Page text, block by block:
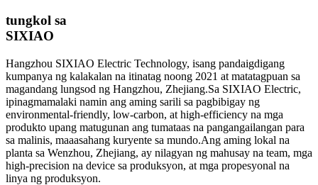
tungkol sa
SIXIAO
Hangzhou SIXIAO Electric Technology, isang pandaigdigang
kumpanya ng kalakalan na itinatag noong 2021 at matatagpuan sa
magandang lungsod ng Hangzhou, Zhejiang.Sa SIXIAO Electric,
ipinagmamalaki namin ang aming sarili sa pagbibigay ng
environmental-friendly, low-carbon, at high-efficiency na mga
produkto upang matugunan ang tumataas na pangangailangan para
sa malinis, maaasahang kuryente sa mundo.Ang aming lokal na
planta sa Wenzhou, Zhejiang, ay nilagyan ng mahusay na team, mga
high-precision na device sa produksyon, at mga propesyonal na
linya ng produksyon.